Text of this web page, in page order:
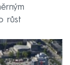
růst